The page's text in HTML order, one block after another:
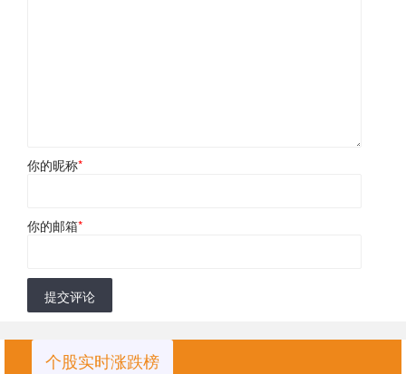
你的昵称*
你的邮箱*
提交评论
个股实时涨跌榜